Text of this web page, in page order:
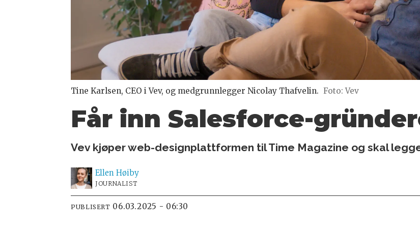
Tine Karlsen, CEO i Vev, og medgrunnlegger Nicolay Thafvelin. Foto: Vev
Får inn Salesforce-
Vev kjøper web-designplattformen til Time Magazine og skal
Ellen Høiby
JOURNALIST
PUBLISERT 06.03.2025 - 06:30